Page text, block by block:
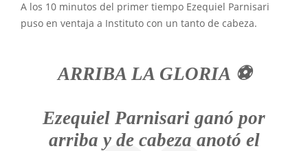
A los 10 minutos del primer tiempo Ezequiel Parnisari
puso en ventaja a Instituto con un tanto de cabeza.
ARRIBA LA GLORIA ⚽
Ezequiel Parnisari ganó por
arriba y de cabeza anotó el